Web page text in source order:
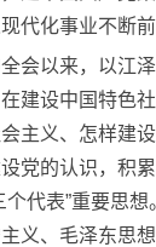
代化事业不断前
会以来，以江
建设中国特色
主义、怎样建
党的认识，积
代表”重要思想
义、毛泽东思